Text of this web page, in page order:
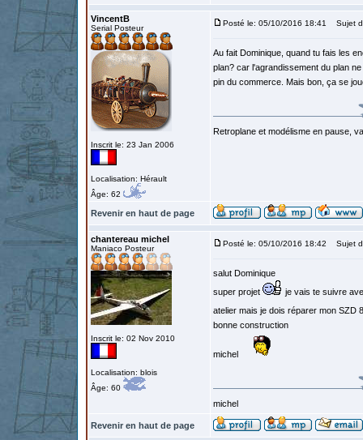
VincentB
Serial Posteur
Inscrit le: 23 Jan 2006
Localisation: Hérault
Âge: 62
Posté le: 05/10/2016 18:41 Sujet
Au fait Dominique, quand tu fais les
plan? car l'agrandissement du plan
pin du commerce. Mais bon, ça se
Retroplane et modélisme en pause,
Revenir en haut de page
chantereau michel
Maniaco Posteur
Inscrit le: 02 Nov 2010
Localisation: blois
Âge: 60
Posté le: 05/10/2016 18:42 Sujet
salut Dominique
super projet
je vais te suivre
atelier mais je dois réparer mon SZD
bonne construction
michel
michel
Revenir en haut de page